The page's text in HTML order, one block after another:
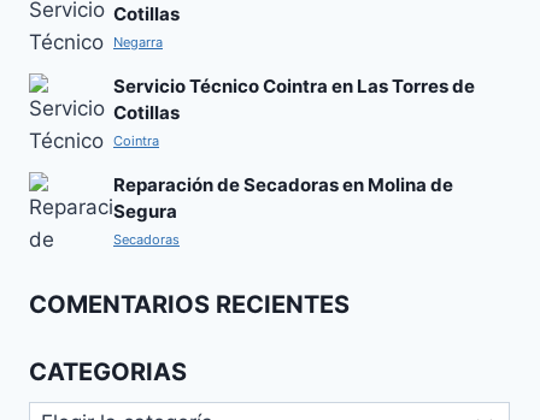
Cotillas
Negarra
Servicio Técnico Cointra en Las Torres de
Cotillas
Cointra
Reparación de Secadoras en Molina de
Segura
Secadoras
COMENTARIOS RECIENTES
CATEGORIAS